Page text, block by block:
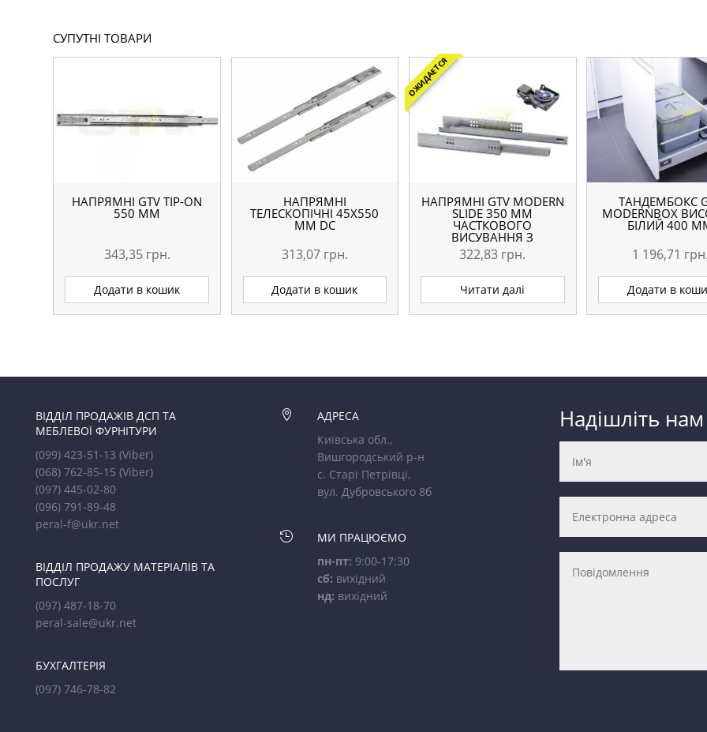
СУПУТНІ ТОВАРИ
НАПРЯМНІ GTV TIP-ON
550 ММ
343,35 грн.
Додати в кошик
НАПРЯМНІ
ТЕЛЕСКОПІЧНІ 45Х550
ММ DC
313,07 грн.
Додати в кошик
ОЖИДАЕТСЯ
НАПРЯМНІ GTV MODERN
SLIDE 350 ММ
ЧАСТКОВОГО
ВИСУВАННЯ З
ДОВОДЧИКОМ ПІД 18
ММ
322,83 грн.
Читати далі
ТАНДЕМБОКС
MODERNBOX
БІЛИЙ 400
1 196,71
Додати в
ВІДДІЛ ПРОДАЖІВ ДСП ТА
МЕБЛЕВОЇ ФУРНІТУРИ
(099) 423-51-13(Viber)
(068) 762-85-15(Viber)
(097) 445-02-80
(096) 791-89-48
peral-f@ukr.net
ВІДДІЛ ПРОДАЖУ МАТЕРІАЛІВ ТА
ПОСЛУГ
(097) 487-18-70
peral-sale@ukr.net
БУХГАЛТЕРІЯ
(097) 746-78-82

АДРЕСА
Київська обл.,
Вишгородський р-н
с. Старі Петрівці,
вул. Дубровського 8б

МИ ПРАЦЮЄМО
пн-пт: 9:00-17:30
сб: вихідний
нд: вихідний
Надішліть